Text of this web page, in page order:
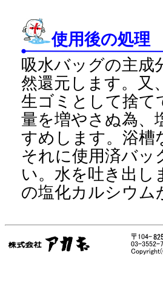
使用後の処理
吸水バッグの主成
然還元します。又
生ゴミとして捨て
量を増やさぬ為、
すめします。浴槽
それに使用済バッ
い。水を吐き出し
の塩化カルシウム